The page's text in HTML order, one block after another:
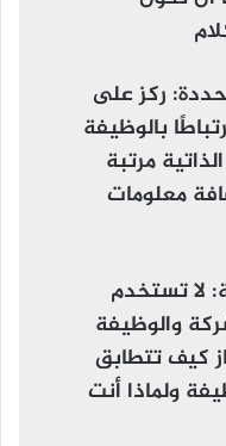
: ركز على
بالوظيفة
مرتبة
معلومات
: لا تستخدم
والوظيفة
كيف تتطابق
ولماذا أنت